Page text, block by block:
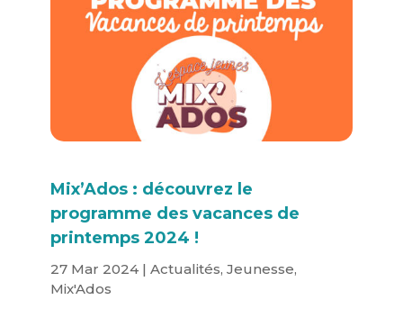
Mix’Ados : découvrez le
programme des vacances de
printemps 2024 !
27 Mar 2024 | Actualités, Jeunesse,
Mix'Ados